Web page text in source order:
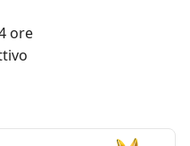
stazione e il centro
in stazione o sul
belle a maggio,
di Altnau, che culmina
ore